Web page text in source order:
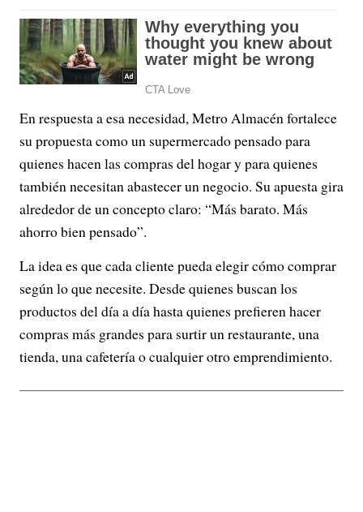
En respuesta a esa necesidad, Metro Almacén fortalece
su propuesta como un supermercado pensado para
quienes hacen las compras del hogar y para quienes
también necesitan abastecer un negocio. Su apuesta gira
alrededor de un concepto claro: “Más barato. Más
ahorro bien pensado”.
La idea es que cada cliente pueda elegir cómo comprar
según lo que necesite. Desde quienes buscan los
productos del día a día hasta quienes prefieren hacer
compras más grandes para surtir un restaurante, una
tienda, una cafetería o cualquier otro emprendimiento.